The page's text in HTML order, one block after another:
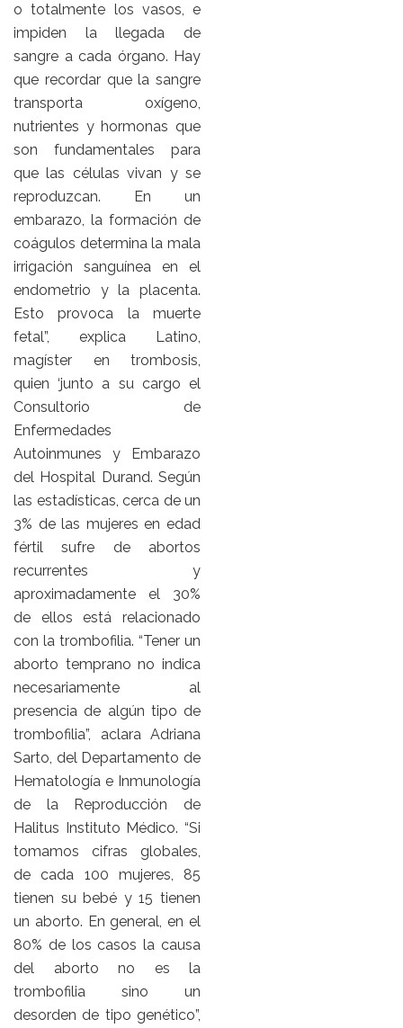
o totalmente los vasos, e
impiden la llegada de
sangre a cada órgano. Hay
que recordar que la sangre
transporta oxígeno,
nutrientes y hormonas que
son fundamentales para
que las células vivan y se
reproduzcan. En un
embarazo, la formación de
coágulos determina la mala
irrigación sanguínea en el
endometrio y la placenta.
Esto provoca la muerte
fetal”, explica Latino,
magíster en trombosis,
quien ‘junto a su cargo el
Consultorio de
Enfermedades
Autoinmunes y Embarazo
del Hospital Durand. Según
las estadísticas, cerca de un
3% de las mujeres en edad
fértil sufre de abortos
recurrentes y
aproximadamente el 30%
de ellos está relacionado
con la trombofilia. “Tener un
aborto temprano no indica
necesariamente al
presencia de algún tipo de
trombofilia”, aclara Adriana
Sarto, del Departamento de
Hematología e Inmunología
de la Reproducción de
Halitus Instituto Médico. “Si
tomamos cifras globales,
de cada 100 mujeres, 85
tienen su bebé y 15 tienen
un aborto. En general, en el
80% de los casos la causa
del aborto no es la
trombofilia sino un
desorden de tipo genético”,